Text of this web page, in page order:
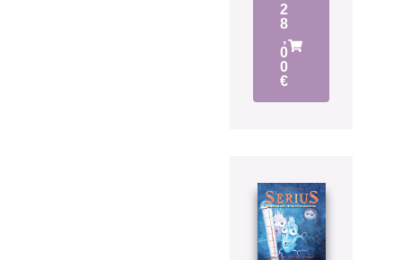
2
8
,
0
0
€